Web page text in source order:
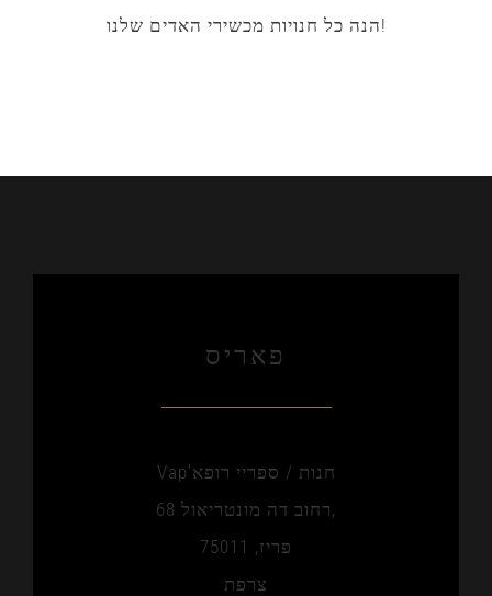
הנה כל חנויות מכשירי האדים שלנו!
פאריס
Vap'חנות / ספריי רופא
רחוב דה מונטריאול 68,
פריז, 75011
צרפת